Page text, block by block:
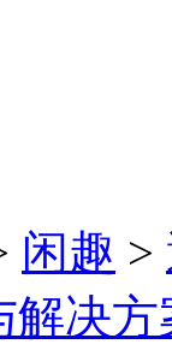
闲趣 >
解决方